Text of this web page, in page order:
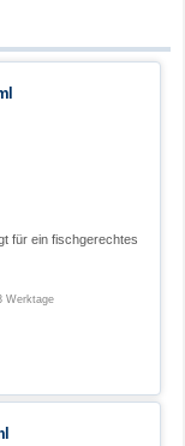
für ein fischgerechtes
Werktage